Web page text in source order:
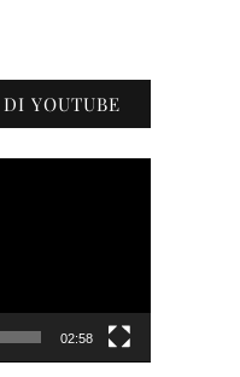
YOUTUBE
02:58